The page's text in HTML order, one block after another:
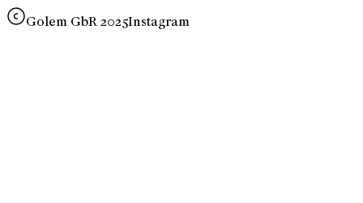
Golem GbR 2025Instagram